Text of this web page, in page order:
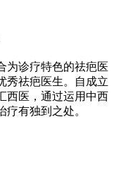
为诊疗特色的祛疤医
秀祛疤医生。自成立
西医，通过运用中西
有独到之处。